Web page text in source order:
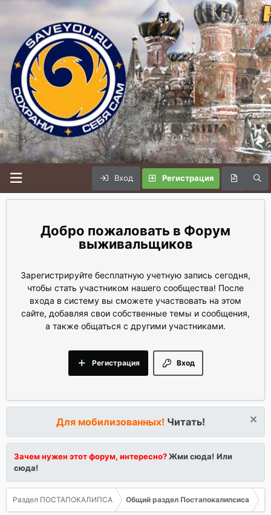
Вход Регистрация
Форум
выживальщиков
Зарегистрируйте бесплатную учетную запись сегодня,
чтобы стать участником нашего сообщества! После
входа в систему вы сможете участвовать на этом
сайте, добавляя свои собственные темы и сообщения,
а также общаться с другими участниками.
Вход
Регистрация
Для мобилизованных! Читать!
Зачем нужен этот форум, интересно?Жми сюда! Или
сюда!
Раздел ПОСТАПОКАЛИПСА Общий раздел Постапокалипсиса